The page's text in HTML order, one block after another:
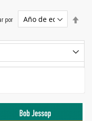
por